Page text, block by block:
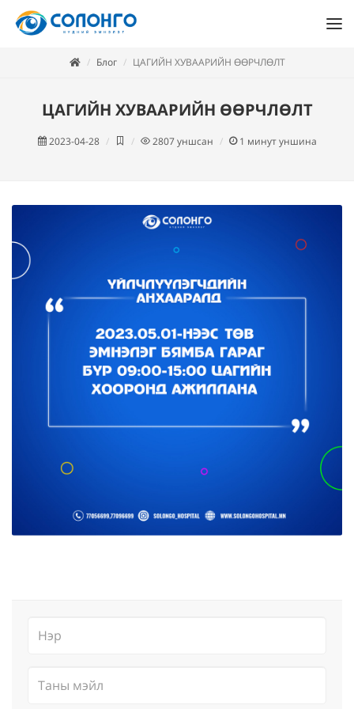
Блог ЦАГИЙН ХУВААРИЙН ӨӨРЧЛӨЛТ
ЦАГИЙН ХУВААРИЙН ӨӨРЧЛӨЛТ
2023-04-28 2807 уншсан 1 минут уншина